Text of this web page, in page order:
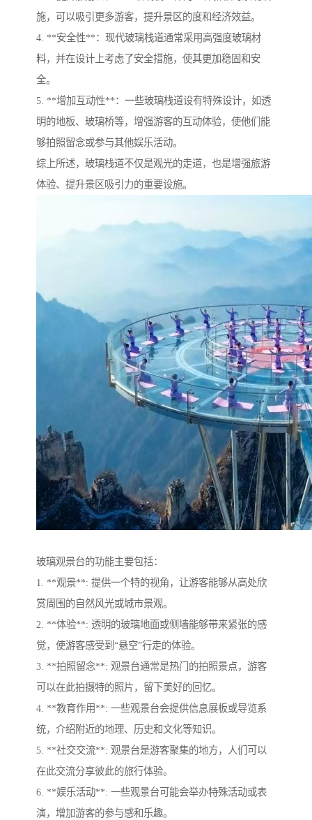
施，可以吸引更多游客，提升景区的度和经济效益。
4. **安全性**：现代玻璃栈道通常采用高强度玻璃材
料，并在设计上考虑了安全措施，使其更加稳固和安
全。
5. **增加互动性**：一些玻璃栈道设有特殊设计，如透
明的地板、玻璃桥等，增强游客的互动体验，使他们能
够拍照留念或参与其他娱乐活动。
综上所述，玻璃栈道不仅是观光的走道，也是增强旅游
体验、提升景区吸引力的重要设施。
玻璃观景台的功能主要包括：
1. **观景**: 提供一个特的视角，让游客能够从高处欣
赏周围的自然风光或城市景观。
2. **体验**: 透明的玻璃地面或侧墙能够带来紧张的感
觉，使游客感受到“悬空”行走的体验。
3. **拍照留念**: 观景台通常是热门的拍照景点，游客
可以在此拍摄特的照片，留下美好的回忆。
4. **教育作用**: 一些观景台会提供信息展板或导览系
统，介绍附近的地理、历史和文化等知识。
5. **社交交流**: 观景台是游客聚集的地方，人们可以
在此交流分享彼此的旅行体验。
6. **娱乐活动**: 一些观景台可能会举办特殊活动或表
演，增加游客的参与感和乐趣。